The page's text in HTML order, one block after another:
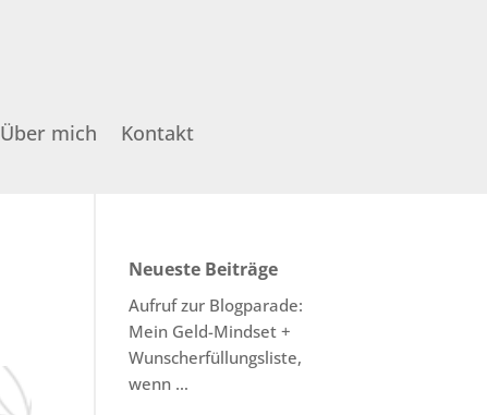
Über mich Kontakt
Neueste Beiträge
Aufruf zur Blogparade:
Mein Geld-Mindset +
Wunscherfüllungsliste,
wenn …